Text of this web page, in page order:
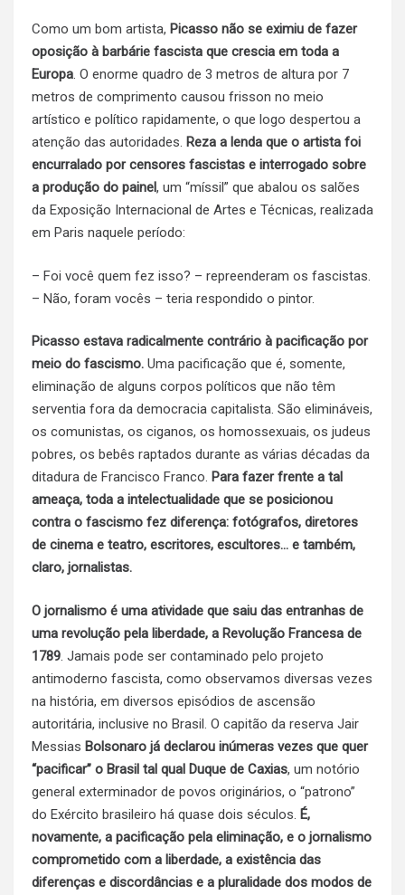
Como um bom artista, Picasso não se eximiu de fazer
oposição à barbárie fascista que crescia em toda a
Europa. O enorme quadro de 3 metros de altura por 7
metros de comprimento causou frisson no meio
artístico e político rapidamente, o que logo despertou a
atenção das autoridades. Reza a lenda que o artista foi
encurralado por censores fascistas e interrogado sobre
a produção do painel, um “míssil” que abalou os salões
da Exposição Internacional de Artes e Técnicas, realizada
em Paris naquele período:
– Foi você quem fez isso? – repreenderam os fascistas.
– Não, foram vocês – teria respondido o pintor.
Picasso estava radicalmente contrário à pacificação por
meio do fascismo. Uma pacificação que é, somente,
eliminação de alguns corpos políticos que não têm
serventia fora da democracia capitalista. São elimináveis,
os comunistas, os ciganos, os homossexuais, os judeus
pobres, os bebês raptados durante as várias décadas da
ditadura de Francisco Franco. Para fazer frente a tal
ameaça, toda a intelectualidade que se posicionou
contra o fascismo fez diferença: fotógrafos, diretores
de cinema e teatro, escritores, escultores… e também,
claro, jornalistas.
O jornalismo é uma atividade que saiu das entranhas de
uma revolução pela liberdade, a Revolução Francesa de
1789. Jamais pode ser contaminado pelo projeto
antimoderno fascista, como observamos diversas vezes
na história, em diversos episódios de ascensão
autoritária, inclusive no Brasil. O capitão da reserva Jair
Messias Bolsonaro já declarou inúmeras vezes que quer
“pacificar” o Brasil tal qual Duque de Caxias, um notório
general exterminador de povos originários, o “patrono”
do Exército brasileiro há quase dois séculos. É,
novamente, a pacificação pela eliminação, e o jornalismo
comprometido com a liberdade, a existência das
diferenças e discordâncias e a pluralidade dos modos de